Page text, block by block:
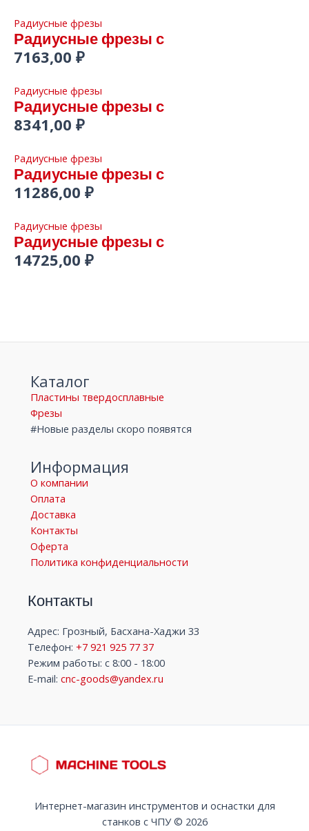
Радиусные фрезы
Радиусные фрезы с
7163,00 ₽
Радиусные фрезы
Радиусные фрезы с
8341,00 ₽
Радиусные фрезы
Радиусные фрезы с
11286,00 ₽
Радиусные фрезы
Радиусные фрезы с
14725,00 ₽
Каталог
Пластины твердосплавные
Фрезы
#Новые разделы скоро появятся
Информация
О компании
Оплата
Доставка
Контакты
Оферта
Политика конфиденциальности
Контакты
Адрес: Грозный, Басхана-Хаджи 33
Телефон: +7 921 925 77 37
Режим работы: с 8:00 - 18:00
E-mail: cnc-goods@yandex.ru
Интернет-магазин инструментов и оснастки для
станков с ЧПУ © 2026